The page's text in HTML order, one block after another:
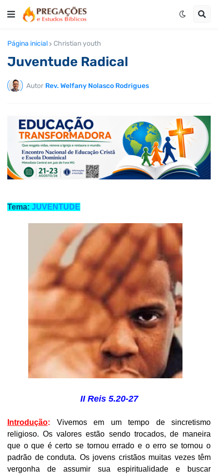
Página inicial Christian youth
Juventude Radical
Autor Rev. Welfany Nolasco Rodrigues
Tema: JUVENTUDE
II Reis 5.20-27
Introdução:
Vivemos em um tempo de sincretismo
religioso. Os valores estão sendo trocados, de maneira
que o que é certo se tornou errado e o erro se tornou o
padrão de conduta. Os jovens cristãos muitas vezes têm
vergonha de assumir sua espiritualidade e buscar